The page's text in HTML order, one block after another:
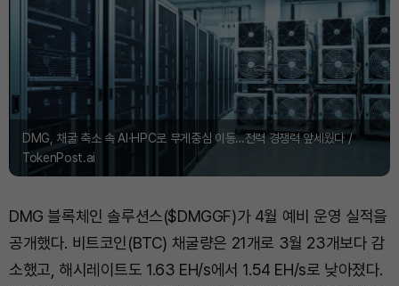
DMG, 채굴 축소 속 AI·HPC로 무게중심 이동…전력 경쟁력 앞세웠다 /
TokenPost.ai
DMG 블록체인 솔루션스($DMGGF)가 4월 예비 운영 실적을
공개했다. 비트코인(BTC) 채굴량은 21개로 3월 23개보다 감
소했고, 해시레이트도 1.63 EH/s에서 1.54 EH/s로 낮아졌다.